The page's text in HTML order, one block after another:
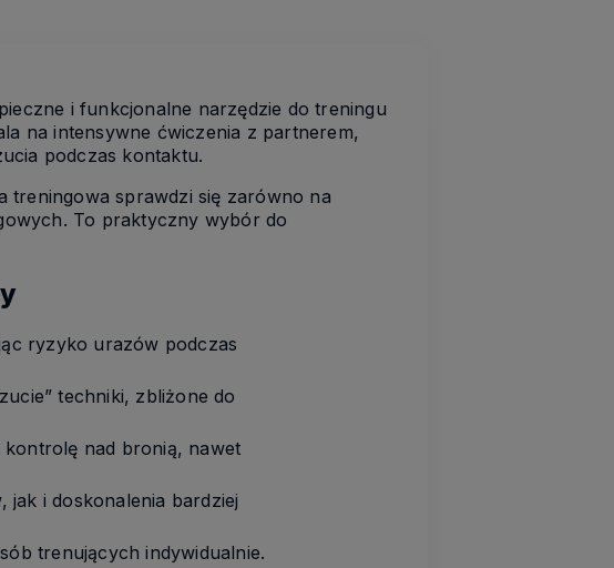
i funkcjonalne narzędzie do treningu
na intensywne ćwiczenia z partnerem,
podczas kontaktu.
treningowa sprawdzi się zarówno na
To praktyczny wybór do
ryzyko urazów podczas
techniki, zbliżone do
nad bronią, nawet
i doskonalenia bardziej
trenujących indywidualnie.